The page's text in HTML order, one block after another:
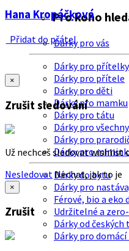
Pro koho
Dárky pro vás
Dárky pro
Dárky pro přítele
Dárky pro děti
Dárky pro mamku
Dárky pro tátu
Dárky pro
Dárky pro
Dárky pro
Dárky do bytu
Dárky pro
Férové, bio a eko
Udržitelné a
Dárky od českých
Dárky pro
Hana Kropáčķová
Přidat do přátel
×
Zrušit sledování
Už nechceš sledovat wishlist
Nesledovat Nechat, jak to je
×
Zrušit